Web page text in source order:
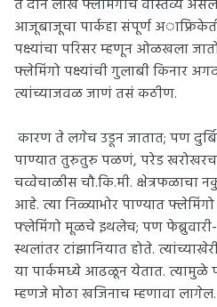
ते दोन लाख फ्लेमिंगोंचं वास्तव्य
आजूबाजूचा पार्कहा संपूर्ण
पक्ष्यांचा परिसर म्हणून ओळखला
फ्लेमिंगो पक्ष्यांची गुलाबी किनार
त्यांच्याजवळ जाणं तसं कठीण.
कारण ते लगेच उडून जातात; पण
पाण्यात तुरुतुरु पळणं, परेड खरोखरच
चव्वेचाळीस चौ.कि.मी. क्षेत्रफळाचा
आहे. त्या निळ्याभोर पाण्यात
फ्‍लेमिंगो मूळचे इथलेच; पण फेब्रुवारी-
स्थलांतर टांझानियात होते.
या पार्कमध्ये आढळून येतात. त्यामुळे
म्हणजे मोठा खजिनाच म्हणावा लागेल.